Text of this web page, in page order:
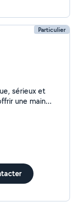
Particulier
une main